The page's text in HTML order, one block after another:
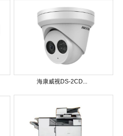
海康威视DS-2CD...